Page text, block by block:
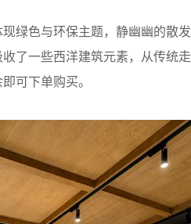
色与环保主题，静幽幽的散发
了一些西洋建筑元素，从传统
可下单购买。